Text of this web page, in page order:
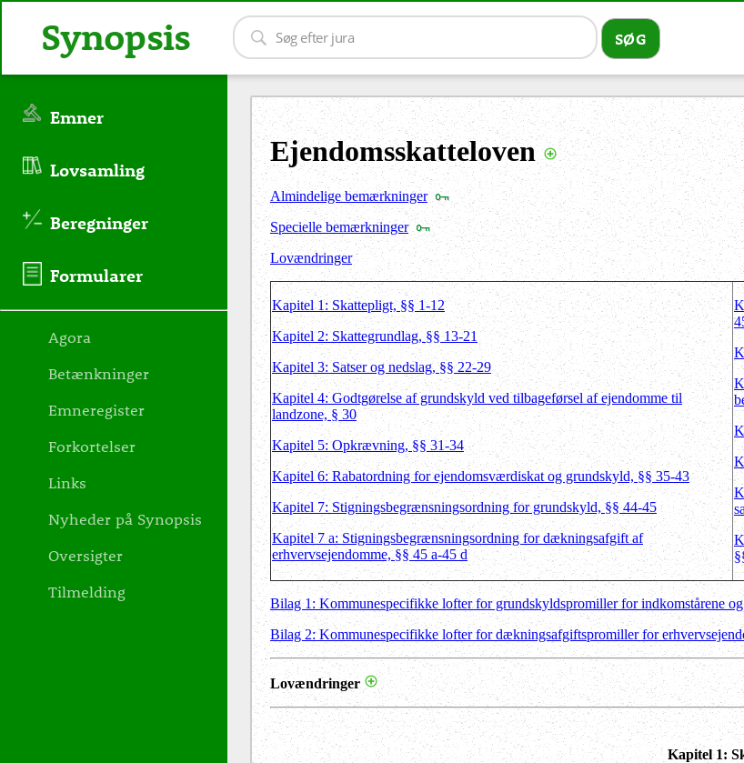
Ejendomsskatteloven
Almindelige bemærkninger
Specielle bemærkninger
Lovændringer
Kapitel 1: Skattepligt, §§ 1-12
Kapitel 2: Skattegrundlag, §§ 13-21
Kapitel 3: Satser og nedslag, §§ 22-29
Kapitel 4: Godtgørelse af grundskyld ved tilbageførsel af ejendomme til
landzone, § 30
Kapitel 5: Opkrævning, §§ 31-34
Kapitel 6: Rabatordning for ejendomsværdiskat og grundskyld, §§ 35-43
Kapitel 7: Stigningsbegrænsningsordning for grundskyld, §§ 44-45
Kapitel 7 a: Stigningsbegrænsningsordning for dækningsafgift af
erhvervsejendomme, §§ 45 a-45 d
Bilag 1: Kommunespecifikke lofter for grundskyldspromiller for indkomstårene
Bilag 2: Kommunespecifikke lofter for dækningsafgiftspromiller for
Lovændringer
Kapitel 1:
Emner
Lovsamling
Beregninger
Formularer
Agora
Betænkninger
Emneregister
Forkortelser
Links
Nyheder på Synopsis
Oversigter
Tilmelding
Synopsis